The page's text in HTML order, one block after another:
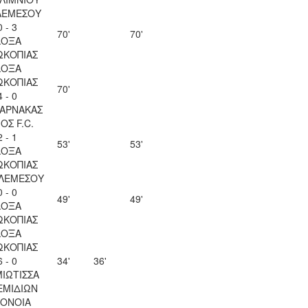
- 3
70' 70'
- 0
70'
F.C.
- 1
53' 53'
- 0
49' 49'
- 0
34' 36'